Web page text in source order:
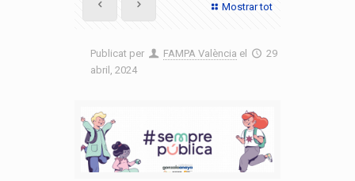
Mostrar tot
Publicat per FAMPA València el
29
abril, 2024